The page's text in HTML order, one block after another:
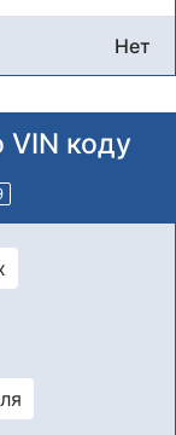
Нет
коду